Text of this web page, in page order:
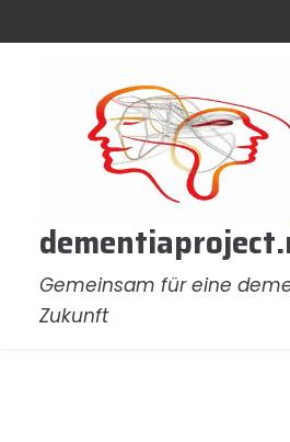
Gemeinsam für eine
Zukunft